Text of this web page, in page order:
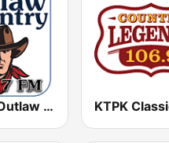
KIEV-LP Outlaw Country Radio